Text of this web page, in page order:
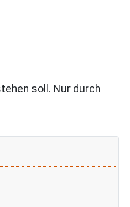
soll. Nur durch